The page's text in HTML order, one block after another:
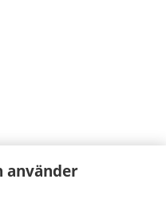
använder